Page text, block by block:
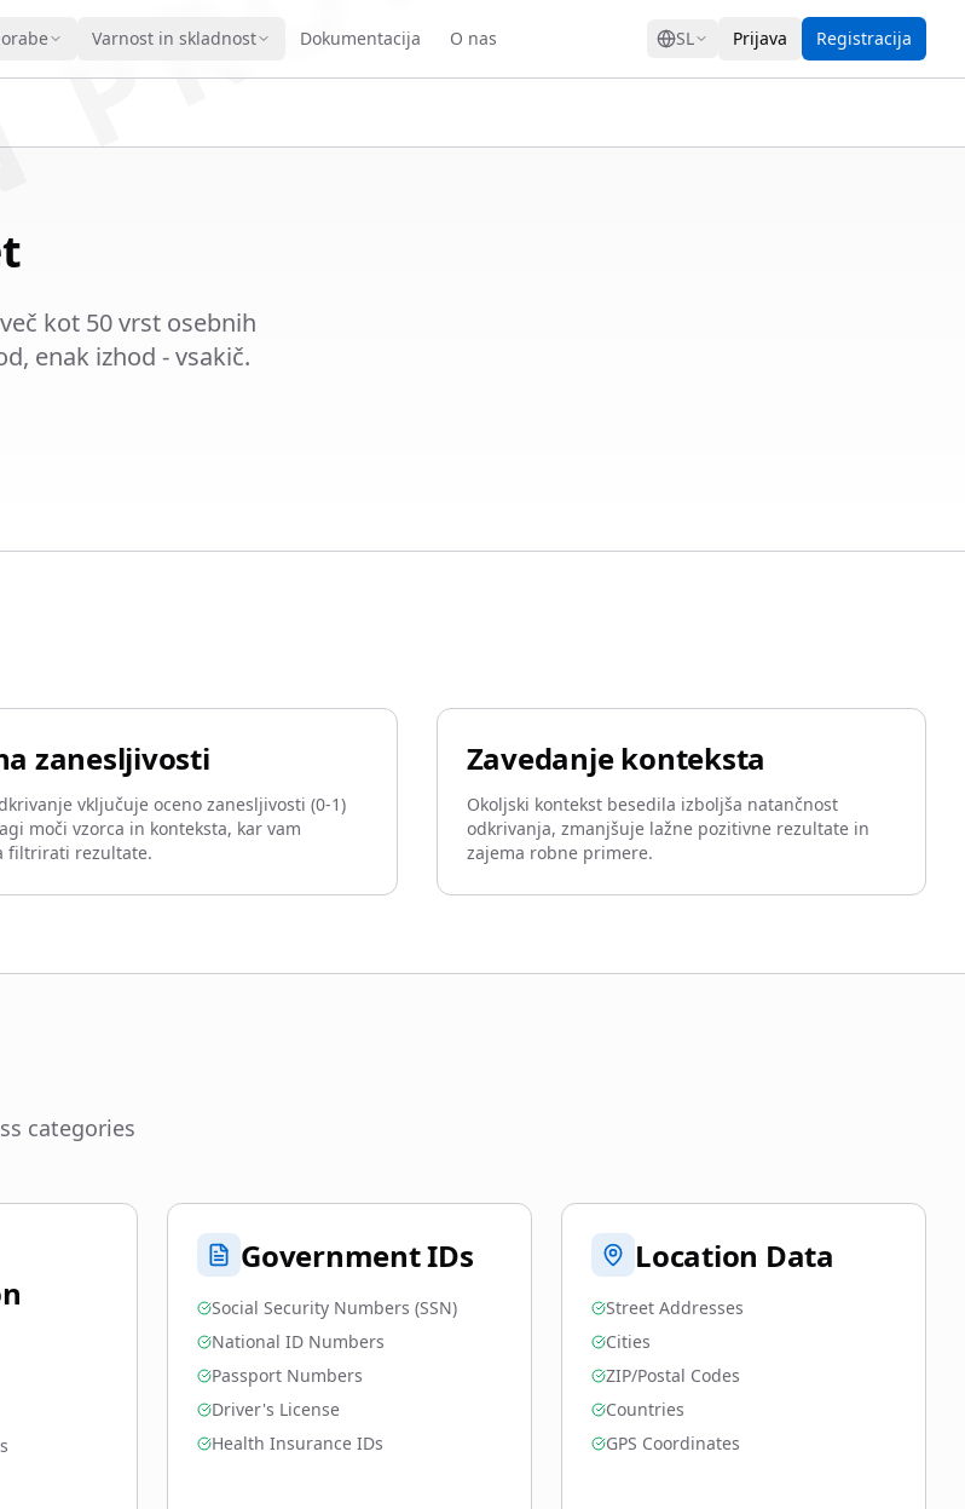
Varnost in skladnost Dokumentacija O nas SL Prijava Registracija
kot 50 vrst osebnih
enak izhod - vsakič.
zanesljivosti
vključuje oceno zanesljivosti (0-1)
moči vzorca in konteksta, kar vam
filtrirati rezultate.
Zavedanje konteksta
Okoljski kontekst besedila izboljša natančnost
odkrivanja, zmanjšuje lažne pozitivne rezultate in
zajema robne primere.
categories
Government IDs
Social Security Numbers (SSN)
National ID Numbers
Passport Numbers
Driver's License
Health Insurance IDs
Location Data
Street Addresses
Cities
ZIP/Postal Codes
Countries
GPS Coordinates